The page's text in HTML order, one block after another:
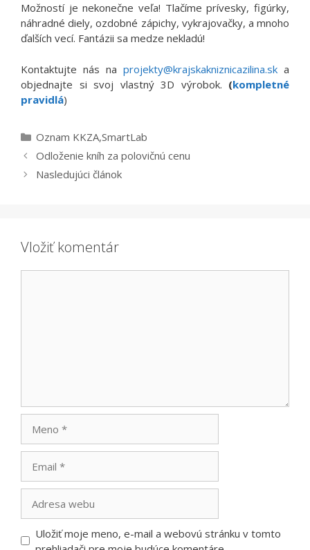
Možností je nekonečne veľa! Tlačíme prívesky, figúrky,
náhradné diely, ozdobné zápichy, vykrajovačky, a mnoho
ďalších vecí. Fantázii sa medze nekladú!
Kontaktujte nás na projekty@krajskakniznicazilina.sk a
objednajte si svoj vlastný 3D výrobok. (kompletné
pravidlá)
Kategórie
Oznam KKZA,SmartLab
Odloženie kníh za polovičnú cenu
Nasledujúci článok
Vložiť komentár
webu
Uložiť moje meno, e-mail a webovú stránku v tomto